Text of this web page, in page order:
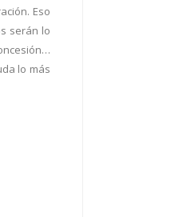
Eso
serán lo
lo más